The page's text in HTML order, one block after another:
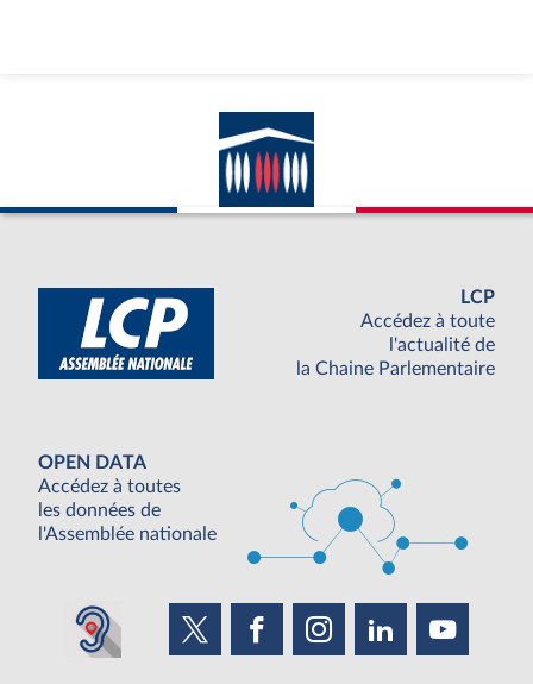
LCP
Accédez à toute
l'actualité de
la Chaine Parlementaire
OPEN DATA
Accédez à toutes
les données de
l'Assemblée nationale